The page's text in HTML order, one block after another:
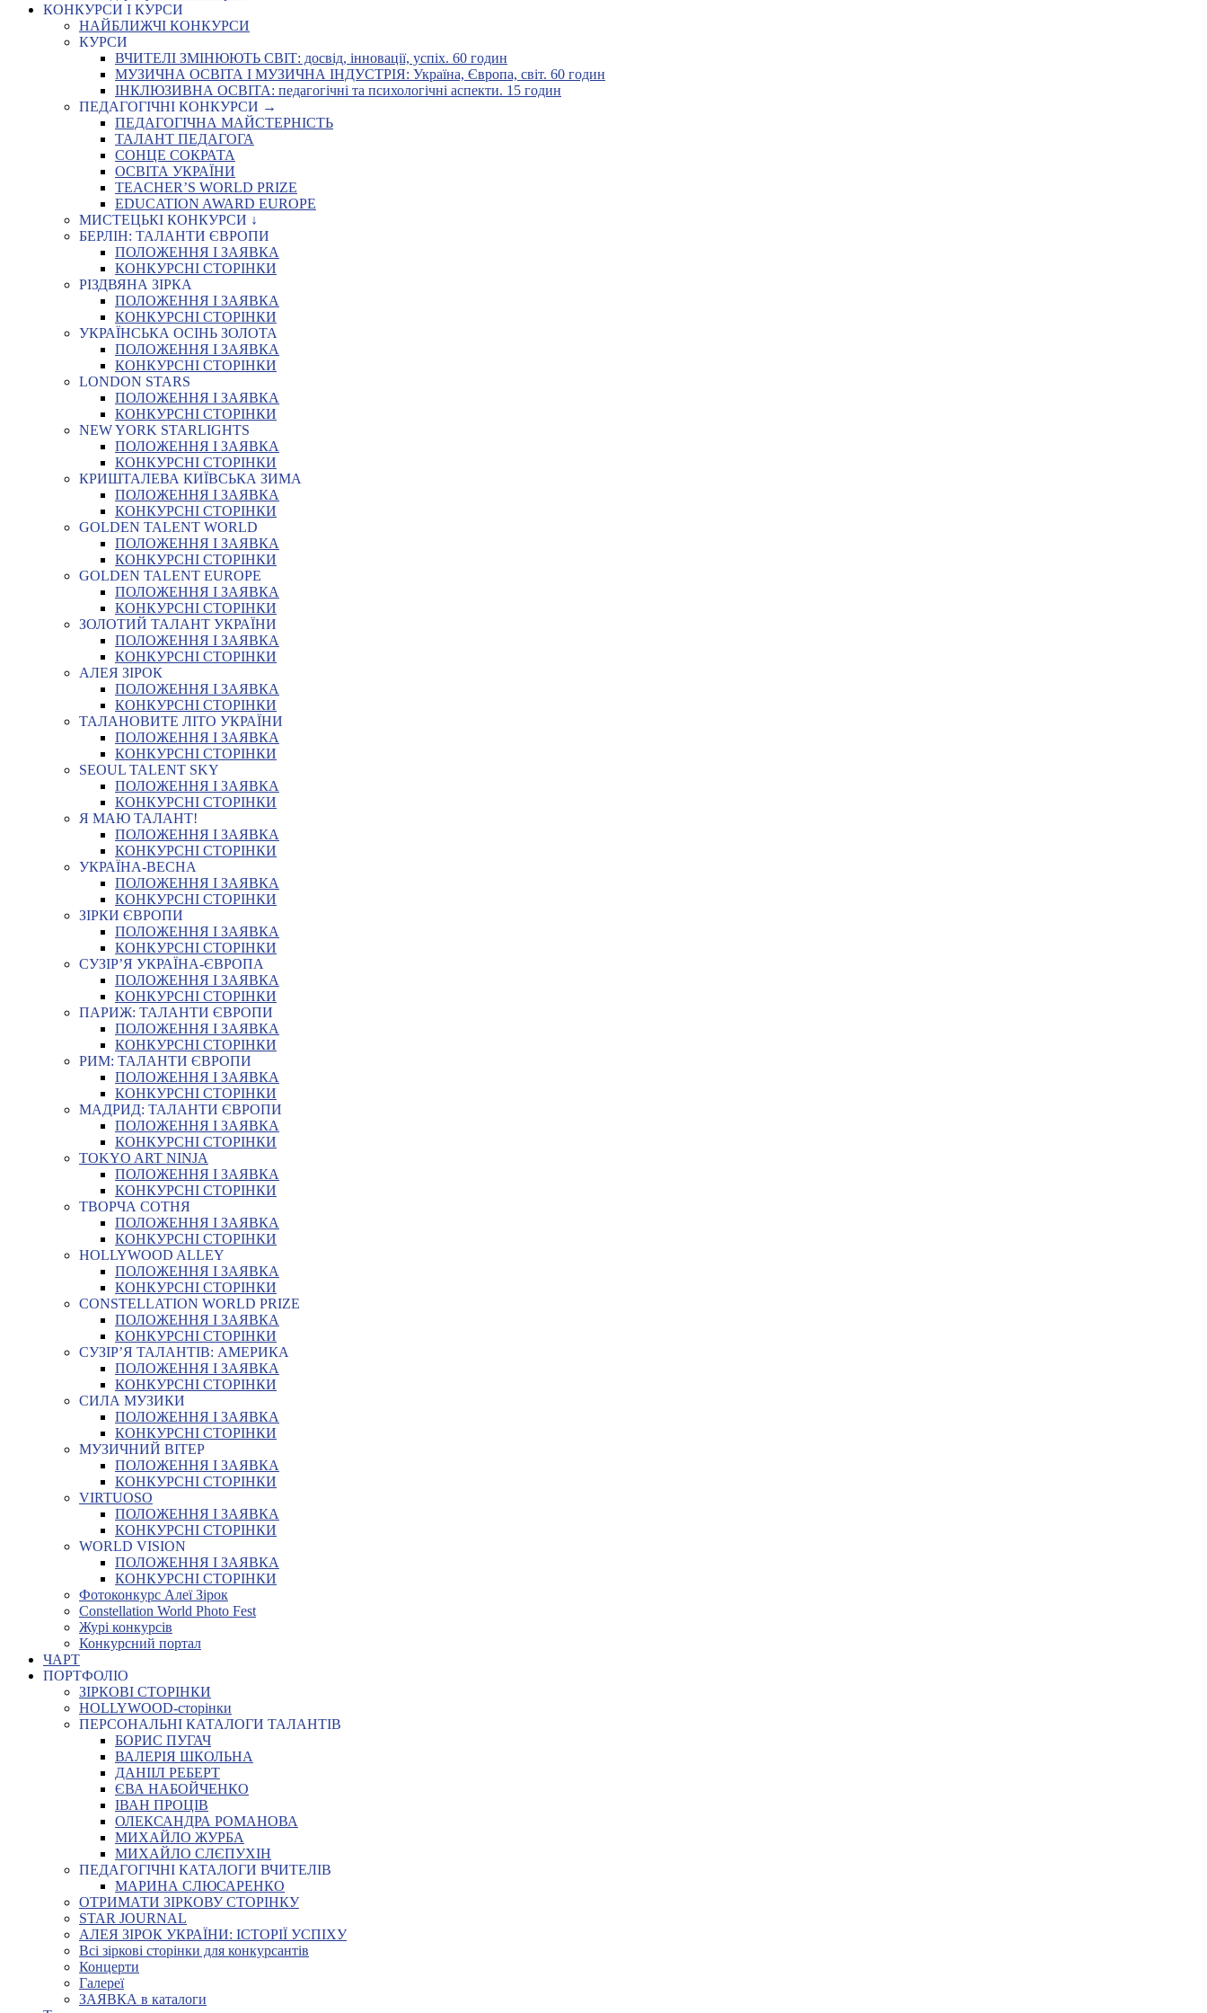
КОНКУРСИ І КУРСИ
НАЙБЛИЖЧІ КОНКУРСИ
КУРСИ
ВЧИТЕЛІ ЗМІНЮЮТЬ СВІТ: досвід, інновації, успіх. 60 годин
МУЗИЧНА ОСВІТА І МУЗИЧНА ІНДУСТРІЯ: Україна, Європа, світ. 60 годин
ІНКЛЮЗИВНА ОСВІТА: педагогічні та психологічні аспекти. 15 годин
ПЕДАГОГІЧНІ КОНКУРСИ →
ПЕДАГОГІЧНА МАЙСТЕРНІСТЬ
ТАЛАНТ ПЕДАГОГА
СОНЦЕ СОКРАТА
ОСВІТА УКРАЇНИ
TEACHER’S WORLD PRIZE
EDUCATION AWARD EUROPE
МИСТЕЦЬКІ КОНКУРСИ ↓
БЕРЛІН: ТАЛАНТИ ЄВРОПИ
ПОЛОЖЕННЯ І ЗАЯВКА
КОНКУРСНІ СТОРІНКИ
РІЗДВЯНА ЗІРКА
ПОЛОЖЕННЯ І ЗАЯВКА
КОНКУРСНІ СТОРІНКИ
УКРАЇНСЬКА ОСІНЬ ЗОЛОТА
ПОЛОЖЕННЯ І ЗАЯВКА
КОНКУРСНІ СТОРІНКИ
LONDON STARS
ПОЛОЖЕННЯ І ЗАЯВКА
КОНКУРСНІ СТОРІНКИ
NEW YORK STARLIGHTS
ПОЛОЖЕННЯ І ЗАЯВКА
КОНКУРСНІ СТОРІНКИ
КРИШТАЛЕВА КИЇВСЬКА ЗИМА
ПОЛОЖЕННЯ І ЗАЯВКА
КОНКУРСНІ СТОРІНКИ
GOLDEN TALENT WORLD
ПОЛОЖЕННЯ І ЗАЯВКА
КОНКУРСНІ СТОРІНКИ
GOLDEN TALENT EUROPE
ПОЛОЖЕННЯ І ЗАЯВКА
КОНКУРСНІ СТОРІНКИ
ЗОЛОТИЙ ТАЛАНТ УКРАЇНИ
ПОЛОЖЕННЯ І ЗАЯВКА
КОНКУРСНІ СТОРІНКИ
АЛЕЯ ЗІРОК
ПОЛОЖЕННЯ І ЗАЯВКА
КОНКУРСНІ СТОРІНКИ
ТАЛАНОВИТЕ ЛІТО УКРАЇНИ
ПОЛОЖЕННЯ І ЗАЯВКА
КОНКУРСНІ СТОРІНКИ
SEOUL TALENT SKY
ПОЛОЖЕННЯ І ЗАЯВКА
КОНКУРСНІ СТОРІНКИ
Я МАЮ ТАЛАНТ!
ПОЛОЖЕННЯ І ЗАЯВКА
КОНКУРСНІ СТОРІНКИ
УКРАЇНА-ВЕСНА
ПОЛОЖЕННЯ І ЗАЯВКА
КОНКУРСНІ СТОРІНКИ
ЗІРКИ ЄВРОПИ
ПОЛОЖЕННЯ І ЗАЯВКА
КОНКУРСНІ СТОРІНКИ
СУЗІР’Я УКРАЇНА-ЄВРОПА
ПОЛОЖЕННЯ І ЗАЯВКА
КОНКУРСНІ СТОРІНКИ
ПАРИЖ: ТАЛАНТИ ЄВРОПИ
ПОЛОЖЕННЯ І ЗАЯВКА
КОНКУРСНІ СТОРІНКИ
РИМ: ТАЛАНТИ ЄВРОПИ
ПОЛОЖЕННЯ І ЗАЯВКА
КОНКУРСНІ СТОРІНКИ
МАДРИД: ТАЛАНТИ ЄВРОПИ
ПОЛОЖЕННЯ І ЗАЯВКА
КОНКУРСНІ СТОРІНКИ
TOKYO ART NINJA
ПОЛОЖЕННЯ І ЗАЯВКА
КОНКУРСНІ СТОРІНКИ
ТВОРЧА СОТНЯ
ПОЛОЖЕННЯ І ЗАЯВКА
КОНКУРСНІ СТОРІНКИ
HOLLYWOOD ALLEY
ПОЛОЖЕННЯ І ЗАЯВКА
КОНКУРСНІ СТОРІНКИ
CONSTELLATION WORLD PRIZE
ПОЛОЖЕННЯ І ЗАЯВКА
КОНКУРСНІ СТОРІНКИ
СУЗІР’Я ТАЛАНТІВ: АМЕРИКА
ПОЛОЖЕННЯ І ЗАЯВКА
КОНКУРСНІ СТОРІНКИ
СИЛА МУЗИКИ
ПОЛОЖЕННЯ І ЗАЯВКА
КОНКУРСНІ СТОРІНКИ
МУЗИЧНИЙ ВІТЕР
ПОЛОЖЕННЯ І ЗАЯВКА
КОНКУРСНІ СТОРІНКИ
VIRTUOSO
ПОЛОЖЕННЯ І ЗАЯВКА
КОНКУРСНІ СТОРІНКИ
WORLD VISION
ПОЛОЖЕННЯ І ЗАЯВКА
КОНКУРСНІ СТОРІНКИ
Фотоконкурс Алеї Зірок
Constellation World Photo Fest
Журі конкурсів
Конкурсний портал
ЧАРТ
ПОРТФОЛІО
ЗІРКОВІ СТОРІНКИ
HOLLYWOOD-сторінки
ПЕРСОНАЛЬНІ КАТАЛОГИ ТАЛАНТІВ
БОРИС ПУГАЧ
ВАЛЕРІЯ ШКОЛЬНА
ДАНІІЛ РЕБЕРТ
ЄВА НАБОЙЧЕНКО
ІВАН ПРОЦІВ
ОЛЕКСАНДРА РОМАНОВА
МИХАЙЛО ЖУРБА
МИХАЙЛО СЛЄПУХІН
ПЕДАГОГІЧНІ КАТАЛОГИ ВЧИТЕЛІВ
МАРИНА СЛЮСАРЕНКО
ОТРИМАТИ ЗІРКОВУ СТОРІНКУ
STAR JOURNAL
АЛЕЯ ЗІРОК УКРАЇНИ: ІСТОРІЇ УСПІХУ
Всі зіркові сторінки для конкурсантів
Концерти
Галереї
ЗАЯВКА в каталоги